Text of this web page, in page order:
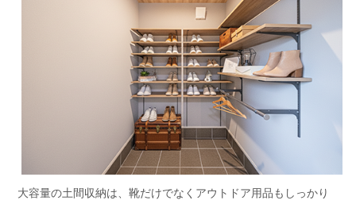
大容量の土間収納は、靴だけでなくアウトドア用品もしっかり